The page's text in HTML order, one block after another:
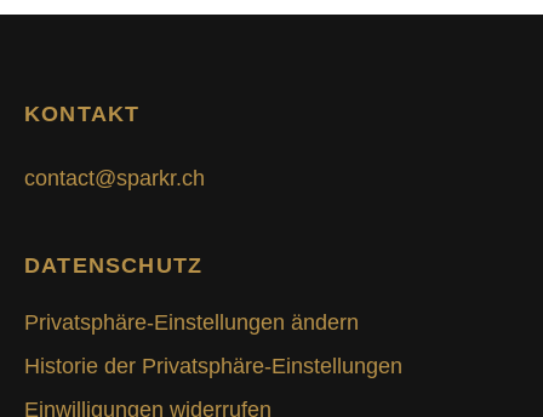
KONTAKT
contact@sparkr.ch
DATENSCHUTZ
Privatsphäre-Einstellungen ändern
Historie der Privatsphäre-Einstellungen
Einwilligungen widerrufen